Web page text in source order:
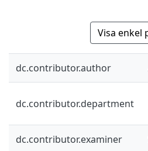
Visa enkel
dc.contributor.author
dc.contributor.department
dc.contributor.examiner